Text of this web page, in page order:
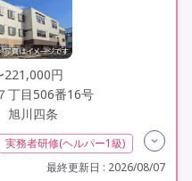
221,000円
丁目506番16号
旭川四条
実務者研修(ヘルパー1級)
夜勤専従
最終更新日 : 2026/08/07